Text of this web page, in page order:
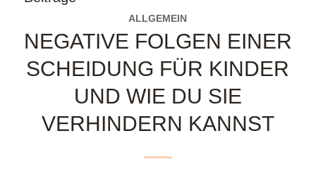
ALLGEMEIN
NEGATIVE FOLGEN EINER
SCHEIDUNG FÜR KINDER
UND WIE DU SIE
VERHINDERN KANNST